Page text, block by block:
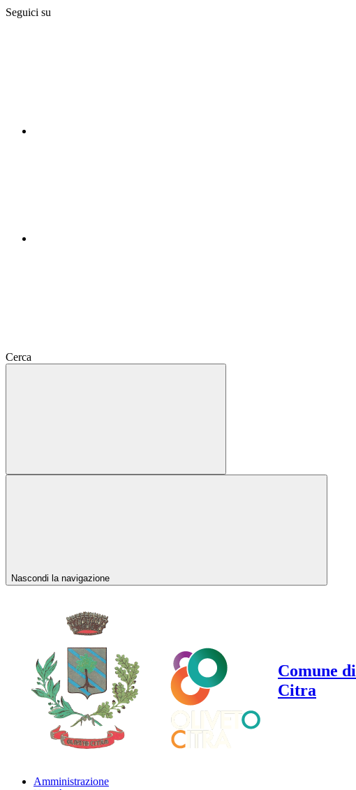
Seguici su
Cerca
Nascondi la navigazione
Comune
Citra
Amministrazione